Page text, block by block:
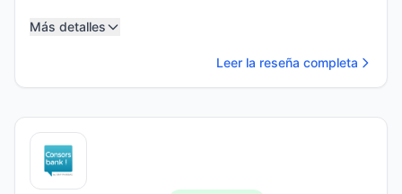
Más detalles
Leer la reseña completa